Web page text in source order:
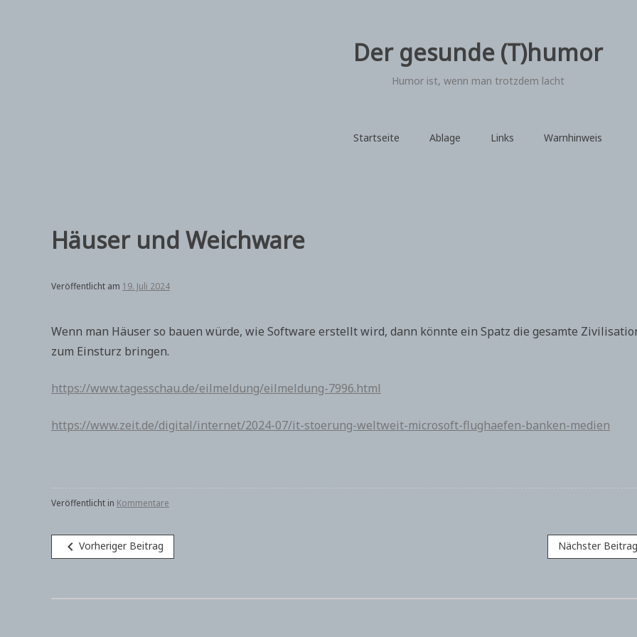
Der gesunde (T)humor
Humor ist, wenn man trotzdem lacht
Startseite Ablage Links Warnhinweis
Häuser und Weichware
Veröffentlicht am 19. Juli 2024
Wenn man Häuser so bauen würde, wie Software erstellt wird, dann könnte ein Spatz die gesamte
zum Einsturz bringen.
https://www.tagesschau.de/eilmeldung/eilmeldung-7996.html
https://www.zeit.de/digital/internet/2024-07/it-stoerung-weltweit-microsoft-flughaefen-banken-medien
Veröffentlicht in Kommentare
Beitragsnavigation
navigate_before Vorheriger Beitrag Nächster Beitrag